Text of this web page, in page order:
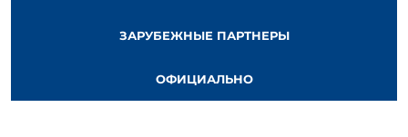
ЗАРУБЕЖНЫЕ ПАРТНЕРЫ
ОФИЦИАЛЬНО